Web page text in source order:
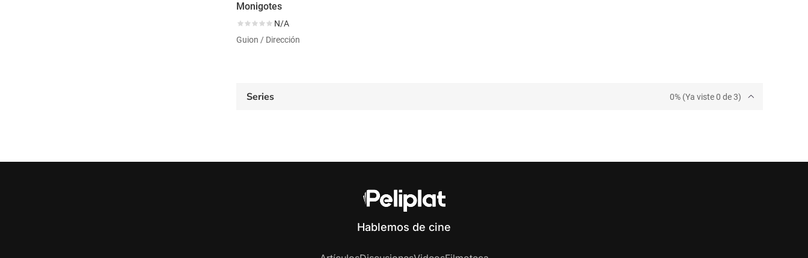
Monigotes
N/A
Guion / Dirección
Series 0% (Ya viste 0 de 3)
Hablemos de cine